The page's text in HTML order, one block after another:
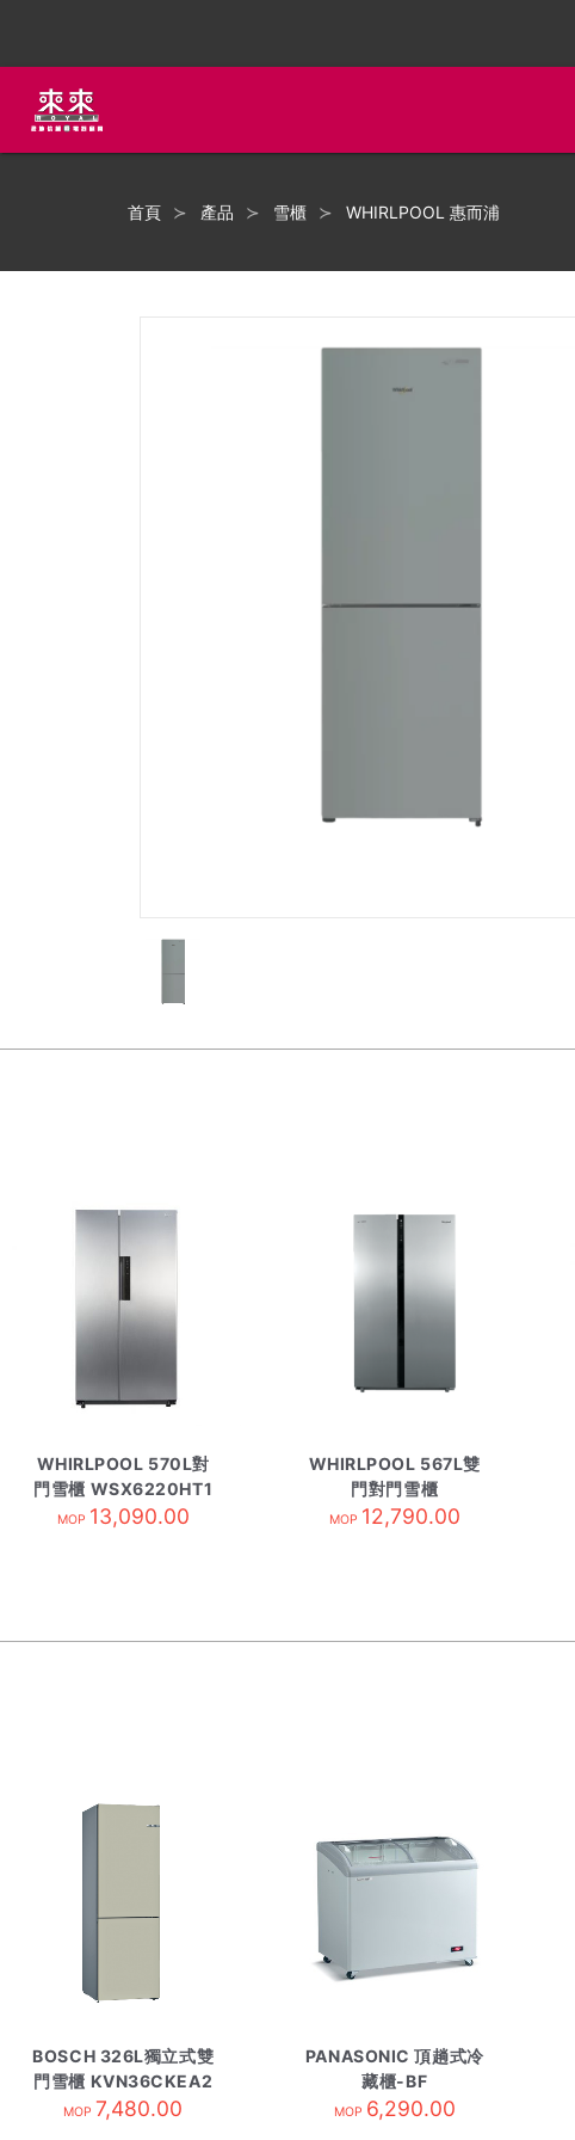
首頁 產品 雪櫃 WHIRLPOOL 惠而浦
WHIRLPOOL 570L對
門雪櫃 WSX6220HT1
鈦綱銀色
MOP 13,090.00
WHIRLPOOL 567L雙
門對門雪櫃
WF2X570NIX
MOP 12,790.00
BOSCH 326L獨立式雙
門雪櫃 KVN36CKEA2
香濱金
MOP 7,480.00
PANASONIC 頂趟式冷
藏櫃-BF
MOP 6,290.00